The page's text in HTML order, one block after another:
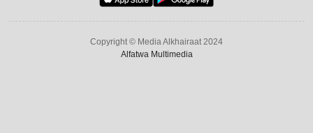
Copyright © Media Alkhairaat 2024
Alfatwa Multimedia